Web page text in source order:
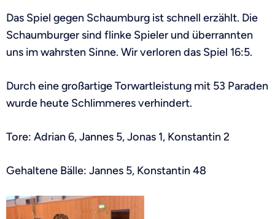
Das Spiel gegen Schaumburg ist schnell erzählt. Die
Schaumburger sind flinke Spieler und überrannten
uns im wahrsten Sinne. Wir verloren das Spiel 16:5.
Durch eine großartige Torwartleistung mit 53 Paraden
wurde heute Schlimmeres verhindert.
Tore: Adrian 6, Jannes 5, Jonas 1, Konstantin 2
Gehaltene Bälle: Jannes 5, Konstantin 48